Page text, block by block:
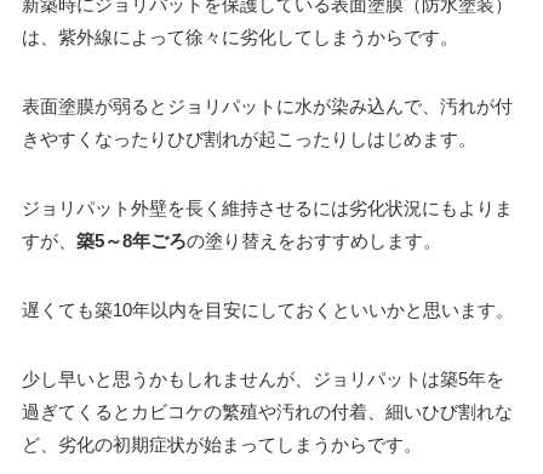
新築時にジョリパットを保護している表面塗膜（防水塗装）
は、紫外線によって徐々に劣化してしまうからです。
表面塗膜が弱るとジョリパットに水が染み込んで、汚れが付
きやすくなったりひび割れが起こったりしはじめます。
ジョリパット外壁を長く維持させるには劣化状況にもよりま
すが、 築5～8年ごろの塗り替えをおすすめします。
遅くても築10年以内を目安にしておくといいかと思います。
少し早いと思うかもしれませんが、ジョリパットは築5年を
過ぎてくるとカビコケの繁殖や汚れの付着、細いひび割れな
ど、劣化の初期症状が始まってしまうからです。